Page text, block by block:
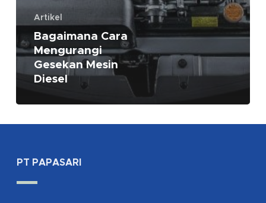
Artikel
Bagaimana Cara
Mengurangi
Gesekan Mesin
Diesel
PT PAPASARI